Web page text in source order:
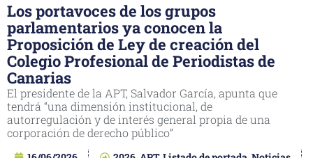
Los portavoces de los grupos
parlamentarios ya conocen la
Proposición de Ley de creación del
Colegio Profesional de Periodistas de
Canarias
El presidente de la APT, Salvador García, apunta que
tendrá “una dimensión institucional, de
autorregulación y de interés general propia de una
corporación de derecho público”